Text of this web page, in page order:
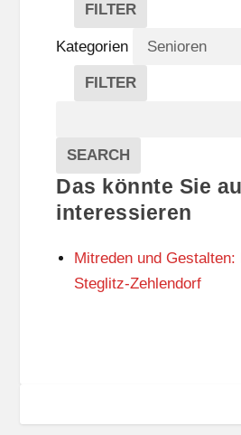
FILTER
V
E
R
A
A
L
T
U
S
O
Kategorien
FILTER
E
G
O
R
N
Veranstaltungen
SEARCH
Das könnte Sie
interessieren
Mitreden und Gestalten:
Steglitz-Zehlendorf